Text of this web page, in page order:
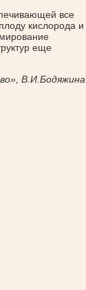
все
кислорода и
еще
В.И.Бодяжина